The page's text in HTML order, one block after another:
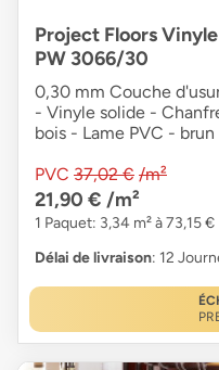
Project Floors
PW 3066/30
0,30 mm Couche
- Vinyle solide -
bois - Lame PVC - brun
PVC 37,02 € /m²
21,90 € /m²
1 Paquet: 3,34 m² à 73,15 €
Délai de livraison: 12